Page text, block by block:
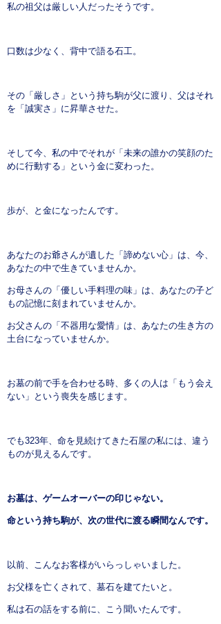
私の祖父は厳しい人だったそうです。
口数は少なく、背中で語る石工。
その「厳しさ」という持ち駒が父に渡り、父はそれ
を「誠実さ」に昇華させた。
そして今、私の中でそれが「未来の誰かの笑顔のた
めに行動する」という金に変わった。
歩が、と金になったんです。
あなたのお爺さんが遺した「諦めない心」は、今、
あなたの中で生きていませんか。
お母さんの「優しい手料理の味」は、あなたの子ど
もの記憶に刻まれていませんか。
お父さんの「不器用な愛情」は、あなたの生き方の
土台になっていませんか。
お墓の前で手を合わせる時、多くの人は「もう会え
ない」という喪失を感じます。
でも323年、命を見続けてきた石屋の私には、違う
ものが見えるんです。
お墓は、ゲームオーバーの印じゃない。
命という持ち駒が、次の世代に渡る瞬間なんです。
以前、こんなお客様がいらっしゃいました。
お父様を亡くされて、墓石を建てたいと。
私は石の話をする前に、こう聞いたんです。